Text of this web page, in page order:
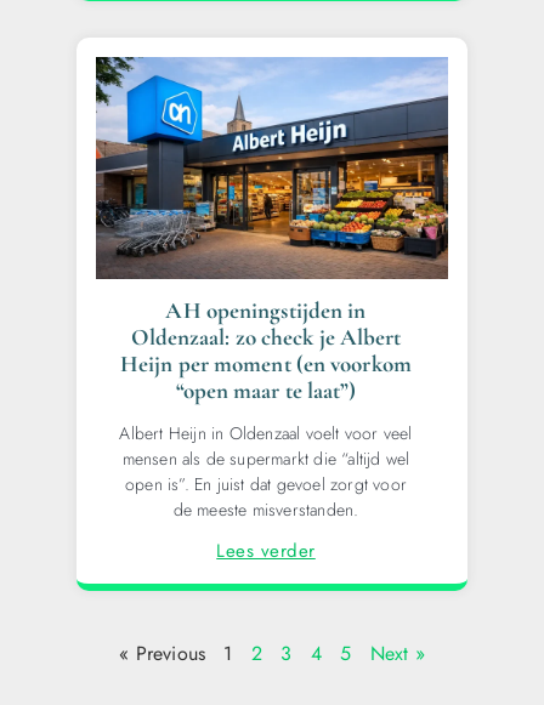
AH openingstijden in
Oldenzaal: zo check je Albert
Heijn per moment (en voorkom
“open maar te laat”)
Albert Heijn in Oldenzaal voelt voor veel
mensen als de supermarkt die “altijd wel
open is”. En juist dat gevoel zorgt voor
de meeste misverstanden.
Lees verder
« Previous 1 2 3 4 5 Next »